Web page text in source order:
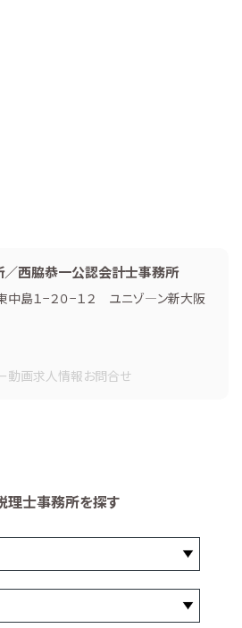
西脇恭一公認会計士事務所
中島１−２０−１２ ユニゾ―ン新大阪
動画求人情報お問合せ
理士事務所を探す